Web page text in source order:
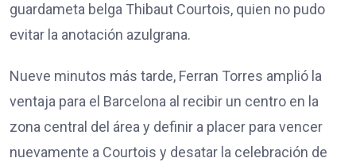
guardameta belga Thibaut Courtois, quien no pudo
evitar la anotación azulgrana.
Nueve minutos más tarde, Ferran Torres amplió la
ventaja para el Barcelona al recibir un centro en la
zona central del área y definir a placer para vencer
nuevamente a Courtois y desatar la celebración de